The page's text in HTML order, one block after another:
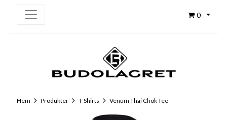
0
Hem Produkter T-Shirts Venum Thai Chok Tee